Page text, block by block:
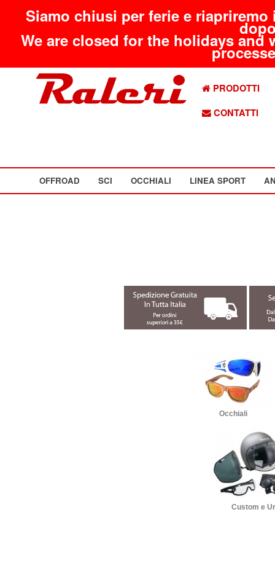
Siamo chiusi per ferie e
We are closed for the holidays
PRODOTTI
CONTATTI
OFFROAD SCI OCCHIALI LINEA SPORT
Occhiali
Custom e